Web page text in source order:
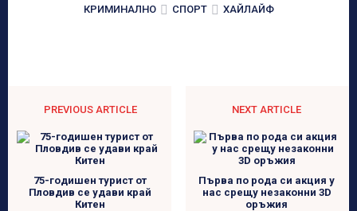
КРИМИНАЛНО СПОРТ ХАЙЛАЙФ
PREVIOUS ARTICLE
75-годишен турист от
Пловдив се удави край
Китен
NEXT ARTICLE
Първа по рода си акция у
нас срещу незаконни 3D
оръжия